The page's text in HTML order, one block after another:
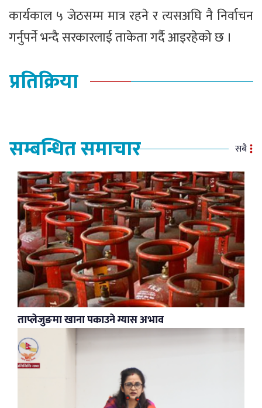
कार्यकाल ५ जेठसम्म मात्र रहने र त्यसअघि नै निर्वाचन
गर्नुपर्ने भन्दै सरकारलाई ताकेता गर्दै आइरहेको छ ।
प्रतिक्रिया
सम्बन्धित समाचार सबै
ताप्लेजुङमा खाना पकाउने ग्यास अभाव